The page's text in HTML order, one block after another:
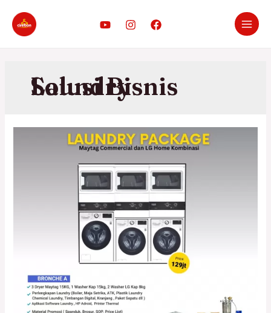
Solusi Bisnis Laundry